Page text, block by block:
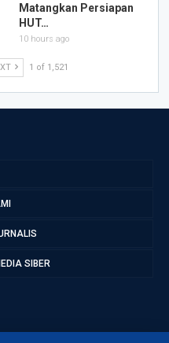
Matangkan Persiapan
HUT…
10 hours ago
1 of 1,521
SIBER